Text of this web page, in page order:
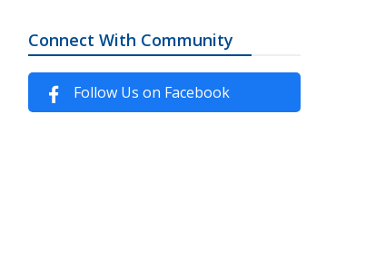
Connect With Community
Follow Us on Facebook